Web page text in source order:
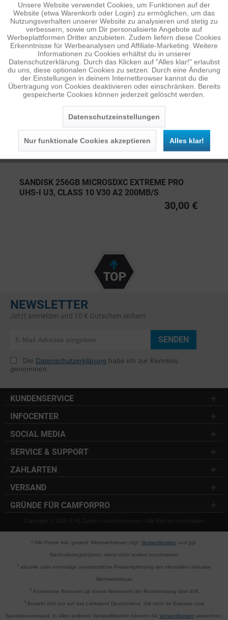
ÄHNLICHE ARTIKEL
Diese Artikel sind dem Produkt ähnlich ...mehr
Persönliche Empfehlungen
SANDISK 256GB MICROSDXC EXTREME PRO
UHS-I U3, CLASS 10 V30 A2 200MB/S
30,00 €
NEWSLETTER
Jetzt anmelden und 10 € Gutschein sichern
SENDEN
Die Datenschutzerklärung habe ich zur Kenntnis
genommen.
KUNDENSERVICE
INFOCENTER
SOCIAL MEDIA
SERVICE & SUPPORT
ZAHLARTEN
VERSAND
GRÜNDE FÜR CAMFORPRO
Copyright © 2025 S.H1 GmbH / camforpro.com - Alle Rechte vorbehalten
* Alle Preise inkl. gesetzl. Mehrwertsteuer zzgl. Versandkosten und ggf.
Nachnahmegebühren, wenn nicht anders beschrieben
aktuelle oder ehemalige unverbindliche Preisempfehlung des Herstellers inklusive
Mehrwertsteuer
2Kostenlose Retouren ab einem Warenwert der Rücksendung über 40€
3 Bezieht sich nur auf das Lieferland Deutschland. Gilt nicht für Express- und
Speditionsversand. In allen anderen Versandländern können die Versandkosten abweichen.
Funktionale Aktiv
Tracking Inaktiv
Personalisierung Inaktiv
Service Inaktiv
Unsere Website verwendet Cookies, um Funktionen auf der
Website (etwa Warenkorb oder Login) zu ermöglichen, um das
Nutzungsverhalten unserer Website zu analysieren und stetig zu
verbessern, sowie um Dir personalisierte Angebote auf
Werbeplattformen Dritter anzubieten. Zudem liefern diese Cookies
Erkenntnisse für Werbeanalysen und Affiliate-Marketing. Weitere
Informationen zu Cookies erhältst du in unserer
Datenschutzerklärung. Durch das Klicken auf "Alles klar!" erlaubst
du uns, diese optionalen Cookies zu setzen. Durch eine Änderung
der Einstellungen in deinem Internetbrowser kannst du die
Übertragung von Cookies deaktivieren oder einschränken. Bereits
gespeicherte Cookies können jederzeit gelöscht werden.
Datenschutzeinstellungen
Nur funktionale Cookies akzeptieren Alles klar!